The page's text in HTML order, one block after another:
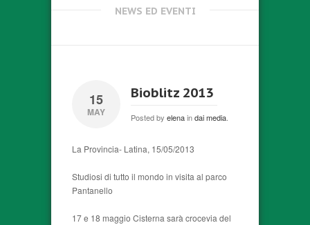
NEWS ED EVENTI
15
MAY
Bioblitz 2013
Posted by elenaindai media.
La Provincia- Latina, 15/05/2013
Studiosi di tutto il mondo in visita al parco
Pantanello
17 e 18 maggio Cisterna sarà crocevia del